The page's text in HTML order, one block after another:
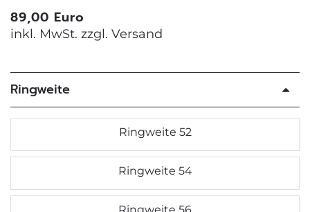
89,00 Euro
inkl. MwSt. zzgl. Versand
Ringweite
Ringweite 52
Ringweite 54
Ringweite 56